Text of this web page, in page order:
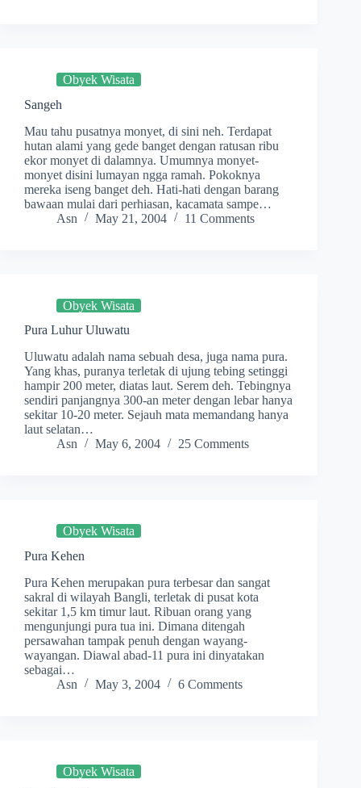
Obyek Wisata
Sangeh
Mau tahu pusatnya monyet, di sini neh. Terdapat
hutan alami yang gede banget dengan ratusan ribu
ekor monyet di dalamnya. Umumnya monyet-
monyet disini lumayan ngga ramah. Pokoknya
mereka iseng banget deh. Hati-hati dengan barang
bawaan mulai dari perhiasan, kacamata sampe…
Asn
May 21, 2004 11 Comments
Obyek Wisata
Pura Luhur Uluwatu
Uluwatu adalah nama sebuah desa, juga nama pura.
Yang khas, puranya terletak di ujung tebing setinggi
hampir 200 meter, diatas laut. Serem deh. Tebingnya
sendiri panjangnya 300-an meter dengan lebar hanya
sekitar 10-20 meter. Sejauh mata memandang hanya
laut selatan…
Asn
May 6, 2004 25 Comments
Obyek Wisata
Pura Kehen
Pura Kehen merupakan pura terbesar dan sangat
sakral di wilayah Bangli, terletak di pusat kota
sekitar 1,5 km timur laut. Ribuan orang yang
mengunjungi pura tua ini. Dimana ditengah
persawahan tampak penuh dengan wayang-
wayangan. Diawal abad-11 pura ini dinyatakan
sebagai…
Asn
May 3, 2004 6 Comments
Obyek Wisata